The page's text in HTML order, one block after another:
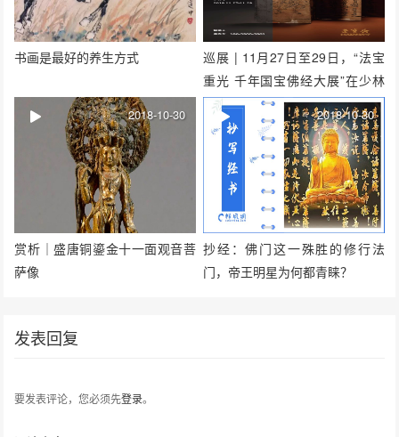
书画是最好的养生方式
巡展 | 11月27日至29日，“法宝
重光 千年国宝佛经大展”在少林
寺举行
赏析｜盛唐铜鎏金十一面观音菩
萨像
2018-10-30
抄经：佛门这一殊胜的修行法
门，帝王明星为何都青睐？
2018-10-30
发表回复
要发表评论，您必须先登录。